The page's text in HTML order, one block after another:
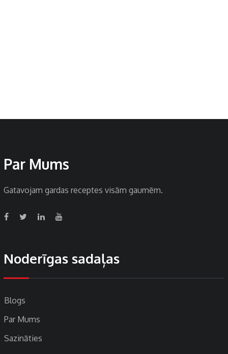
Par Mums
Gatavojam gardas receptes visām gaumēm.
Noderīgas sadaļas
Blogs
Par Mums
Sazināties